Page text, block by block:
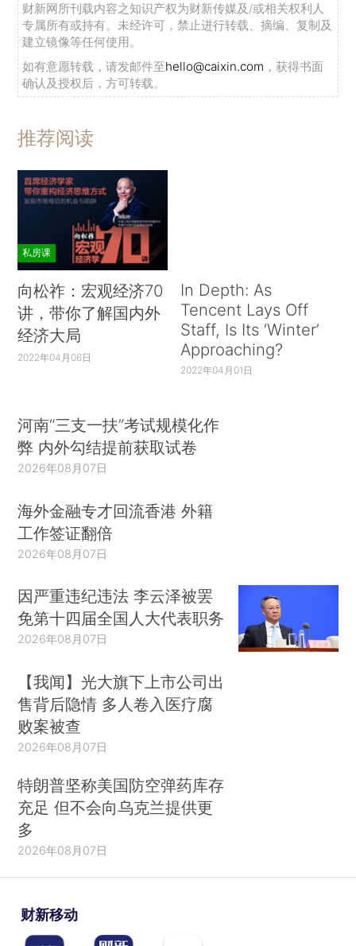
财新网所刊载内容之知识产权为财新传媒及/或相关权利人
专属所有或持有。未经许可，禁止进行转载、摘编、复制及
建立镜像等任何使用。
如有意愿转载，请发邮件至hello@caixin.com ，获得书面
确认及授权后，方可转载。
推荐阅读
私房课
向松祚：宏观经济70
讲，带你了解国内外
经济大局
2022年04月06日
In Depth: As
Tencent Lays Off
Staff, Is Its ‘Winter’
Approaching?
2022年04月01日
河南“三支一扶”考试规模化作
弊 内外勾结提前获取试卷
2026年08月07日
海外金融专才回流香港 外籍
工作签证翻倍
2026年08月07日
因严重违纪违法 李云泽被罢
免第十四届全国人大代表职务
2026年08月07日
【我闻】光大旗下上市公司出
售背后隐情 多人卷入医疗腐
败案被查
2026年08月07日
特朗普坚称美国防空弹药库存
充足 但不会向乌克兰提供更
多
2026年08月07日
财新移动